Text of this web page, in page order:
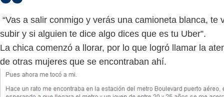
“Vas a salir conmigo y verás una camioneta blanca, te
subir y si alguien te dice algo dices que es tu Uber”.
La chica comenzó a llorar, por lo que logró llamar la
de otras mujeres que se encontraban ahí.